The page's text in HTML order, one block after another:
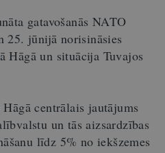
gatavošanās NATO
25. jūnijā norisināsies
Hāgā un situācija Tuvajos
centrālais jautājums
un tās aizsardzības
līdz 5% no iekšzemes